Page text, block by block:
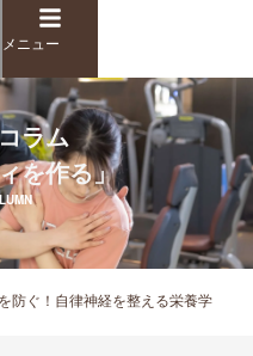
メ
ニ
ュ
ー
メニュー
ラム
を作る」
防ぐ！自律神経を整える栄養学